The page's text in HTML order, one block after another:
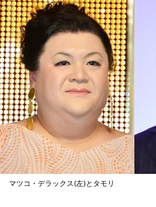
マツコ・デラックス(左)とタモリ